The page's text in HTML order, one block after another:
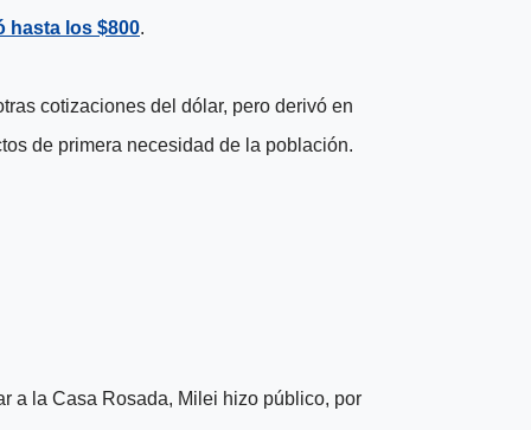
hasta los $800.
cotizaciones del dólar, pero derivó en
de primera necesidad de la población.
a la Casa Rosada, Milei hizo público, por